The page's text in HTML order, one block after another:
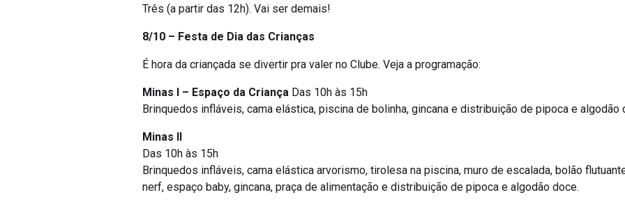
Três (a partir das 12h). Vai ser demais!
8/10 – Festa de Dia das Crianças
É hora da criançada se divertir pra valer no Clube. Veja a programação:
Minas I – Espaço da Criança Das 10h às 15h
Brinquedos infláveis, cama elástica, piscina de bolinha, gincana e distribuição de pipoca e algodão
Minas II
Das 10h às 15h
Brinquedos infláveis, cama elástica arvorismo, tirolesa na piscina, muro de escalada, bolão
nerf, espaço baby, gincana, praça de alimentação e distribuição de pipoca e algodão doce.